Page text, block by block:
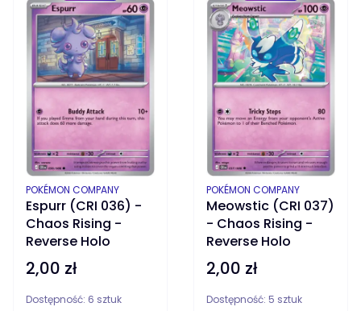
Espurr (CRI 036) -
Chaos Rising -
Reverse Holo
PRODUCENT
POKÉMON COMPANY
Cena
2,00 zł
Dostępność: 6 sztuk
Meowstic (CRI 037)
- Chaos Rising -
Reverse Holo
PRODUCENT
POKÉMON COMPANY
Cena
2,00 zł
Dostępność: 5 sztuk